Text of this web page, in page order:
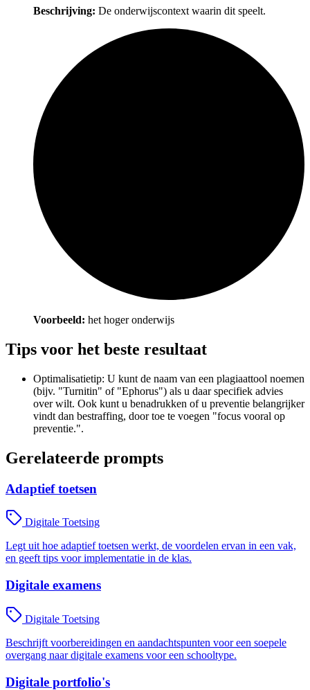
Beschrijving: De onderwijscontext waarin dit speelt.
Voorbeeld: het hoger onderwijs
Tips voor het beste resultaat
Optimalisatietip: U kunt de naam van een plagiaattool noemen
(bijv. "Turnitin" of "Ephorus") als u daar specifiek advies
over wilt. Ook kunt u benadrukken of u preventie belangrijker
vindt dan bestraffing, door toe te voegen "focus vooral op
preventie.".
Gerelateerde prompts
Adaptief toetsen
Digitale Toetsing
Legt uit hoe adaptief toetsen werkt, de voordelen ervan in een vak,
en geeft tips voor implementatie in de klas.
Digitale examens
Digitale Toetsing
Beschrijft voorbereidingen en aandachtspunten voor een soepele
overgang naar digitale examens voor een schooltype.
Digitale portfolio's